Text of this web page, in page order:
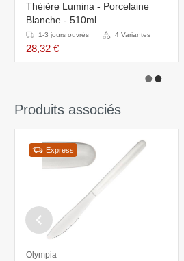
Théière Lumina - Porcelaine
Blanche - 510ml
1-3 jours ouvrés 4 Variantes
28,32 €
Produits associés
Express
Olympia